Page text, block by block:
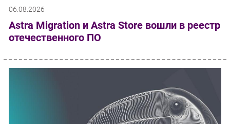
06.08.2026
Astra Migration и Astra Store вошли в реестр
отечественного ПО